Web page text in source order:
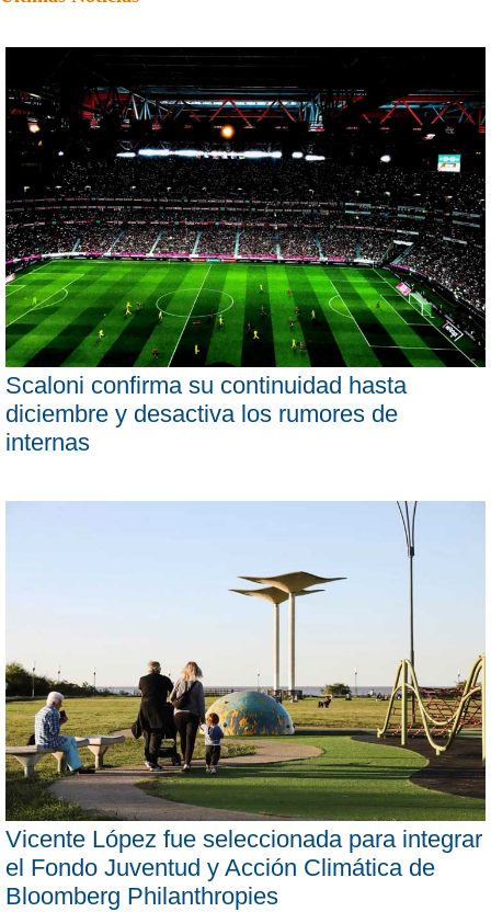
Scaloni confirma su continuidad hasta
diciembre y desactiva los rumores de
internas
Vicente López fue seleccionada para integrar
el Fondo Juventud y Acción Climática de
Bloomberg Philanthropies